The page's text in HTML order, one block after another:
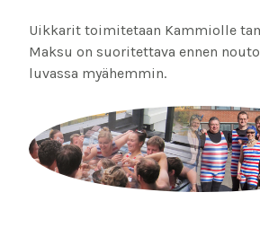
Uikkarit toimitetaan Kammiolle
Maksu on suoritettava ennen
luvassa myähemmin.